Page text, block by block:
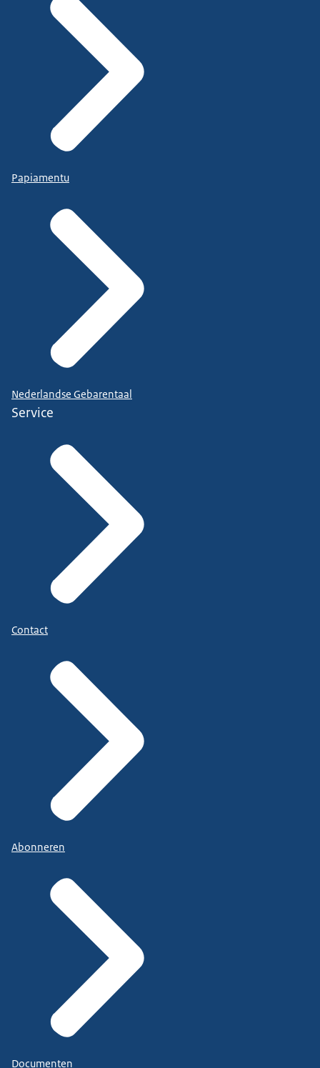
Papiamentu
Nederlandse Gebarentaal
Service
Contact
Abonneren
Documenten